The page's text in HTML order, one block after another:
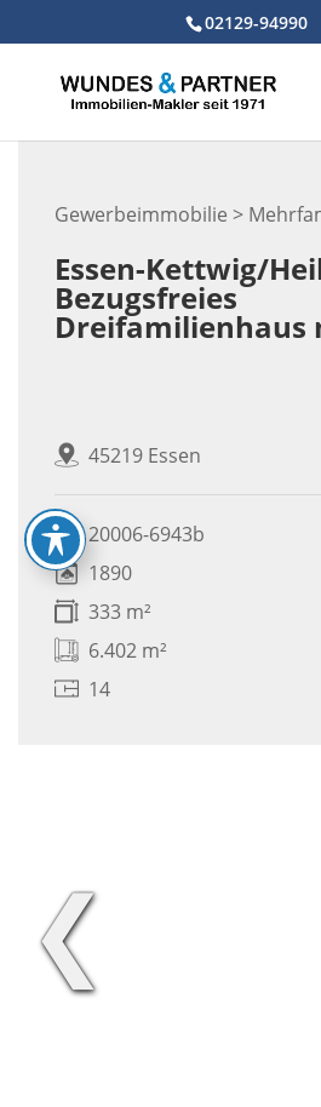
02129-94990
Gewerbeimmobilie >
Essen-Kettwig/
Bezugsfreies
Dreifamilienhaus
45219 Essen
20006-6943b
1890
333 m²
6.402 m²
14
❮